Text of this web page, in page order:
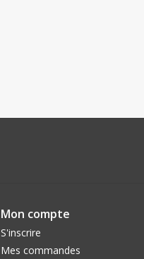
Mon compte
S'inscrire
Mes commandes